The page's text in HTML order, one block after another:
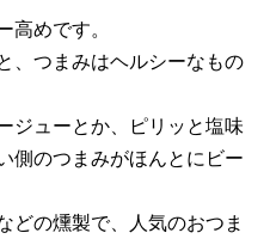
高めです。
、つまみはヘルシーなもの
ジューとか、ピリッと塩味
側のつまみがほんとにビー
どの燻製で、人気のおつま